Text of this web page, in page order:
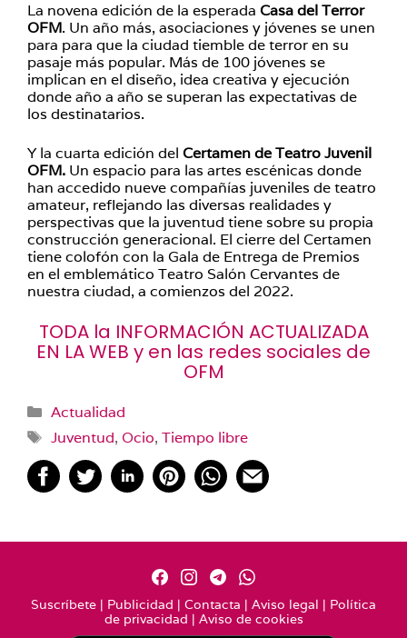
La novena edición de la esperada Casa del Terror
OFM. Un año más, asociaciones y jóvenes se unen
para para que la ciudad tiemble de terror en su
pasaje más popular. Más de 100 jóvenes se
implican en el diseño, idea creativa y ejecución
donde año a año se superan las expectativas de
los destinatarios.
Y la cuarta edición del Certamen de Teatro Juvenil
OFM. Un espacio para las artes escénicas donde
han accedido nueve compañías juveniles de teatro
amateur, reflejando las diversas realidades y
perspectivas que la juventud tiene sobre su propia
construcción generacional. El cierre del Certamen
tiene colofón con la Gala de Entrega de Premios
en el emblemático Teatro Salón Cervantes de
nuestra ciudad, a comienzos del 2022.
TODA la INFORMACIÓN ACTUALIZADA
EN LA WEB y en las redes sociales de
OFM
Categorías
Actualidad
Etiquetas
Juventud, Ocio, Tiempo libre
Suscríbete | Publicidad | Contacta | Aviso legal | Política
de privacidad | Aviso de cookies